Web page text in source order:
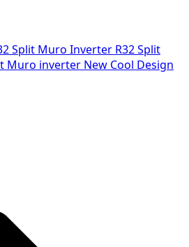
Split Muro Inverter R32Split
Muro inverter New Cool Design